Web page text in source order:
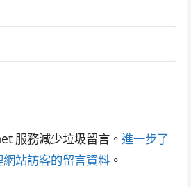
服務減少垃圾留言。 進一步了
站訪客的留言資料。